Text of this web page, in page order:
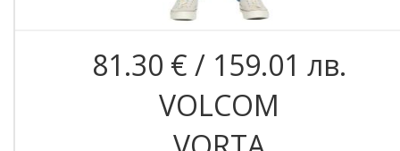
81.30 € / 159.01 лв.
VOLCOM